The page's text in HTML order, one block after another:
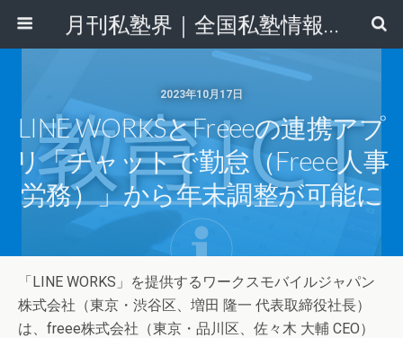
月刊私塾界｜全国私塾情報センター
2023年10月17日
LINE WORKSとfreeeの連携アプ
リ「チャットで勤怠（freee人事
労務）」から年末調整が可能に
「LINE WORKS」を提供するワークスモバイルジャパン
株式会社（東京・渋谷区、増田 隆一 代表取締役社長）
は、freee株式会社（東京・品川区、佐々木 大輔 CEO）